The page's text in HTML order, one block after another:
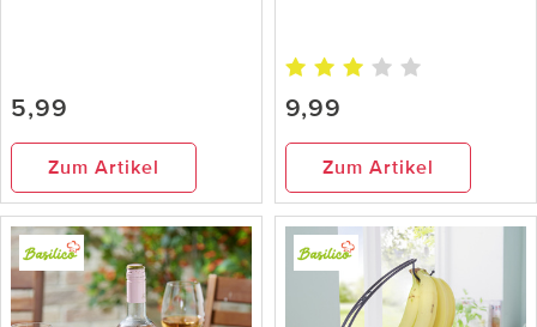
5,99
Zum Artikel
9,99
Zum Artikel